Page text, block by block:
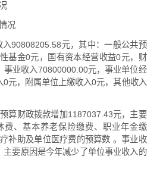
况
90808205.58元，其中：一般公共预
基金0元，国有资本经营收益0元，财
事业收入70800000.00元，事业单位经
元，附属单位上缴收入0元，其他收入
算财政拨款增加1187037.43元，主要
费、基本养老保险缴费、职业年金缴
补助及单位医疗费的预算数 。事业收
要原因是今年减少了单位事业收入的